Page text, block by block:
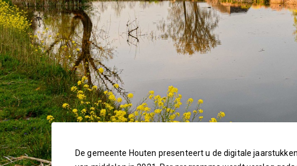
De gemeente Houten presenteert u de digitale